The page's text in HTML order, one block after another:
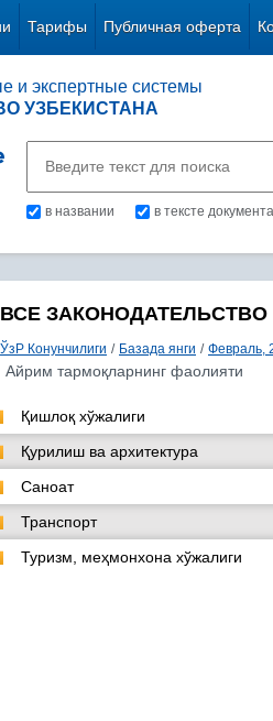
Тарифы Публичная оферта
и экспертные системы
УЗБЕКИСТАНА
в названии в тексте документа
ВСЕ ЗАКОНОДАТЕЛЬСТВО
ЎзР Конунчилиги / Базада янги / Февраль,
Айрим тармоқларнинг фаолияти
Қишлоқ хўжалиги
Қурилиш ва архитектура
Саноат
Транспорт
Туризм, меҳмонхона хўжалиги